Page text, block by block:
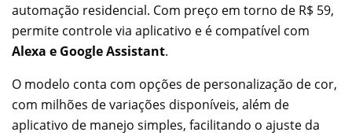
automação residencial. Com preço em torno de R$ 59,
permite controle via aplicativo e é compatível com
Alexa e Google Assistant.
O modelo conta com opções de personalização de cor,
com milhões de variações disponíveis, além de
aplicativo de manejo simples, facilitando o ajuste da